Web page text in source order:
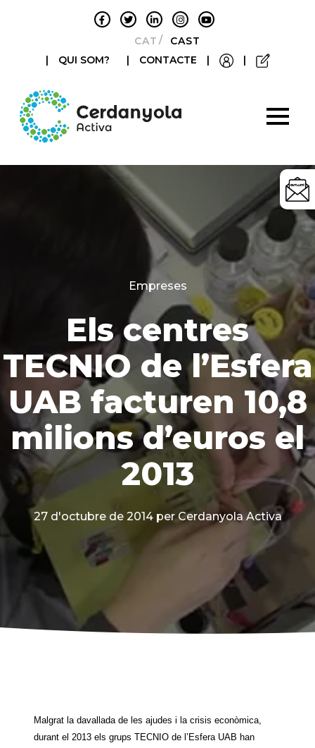
CATALÀCASTELLANO
|
QUI SOM? | CONTACTE | |
Categories
Empreses
Els centres
TECNIO de l’Esfera
UAB facturen 10,8
milions d’euros el
2013
27 d'octubre de 2014 per Cerdanyola Activa
Malgrat la davallada de les ajudes i la crisis econòmica,
durant el 2013 els grups TECNIO de l’Esfera UAB han